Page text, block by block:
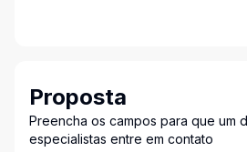
Proposta
Preencha os campos para que um
especialistas entre em contato